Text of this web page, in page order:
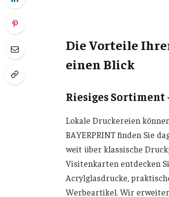
Die Vorteile
einen Blick
Riesiges
Lokale Druckereien
BAYERPRINT finden Sie
weit über klassische
Visitenkarten entdecken
Acrylglasdrucke,
Werbeartikel. Wir